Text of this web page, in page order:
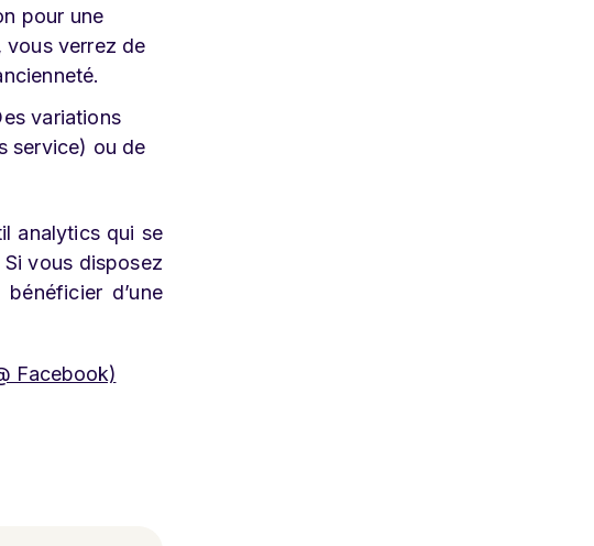
pour une
vous verrez de
variations
service) ou de
analytics qui se
vous disposez
d’une
Facebook)